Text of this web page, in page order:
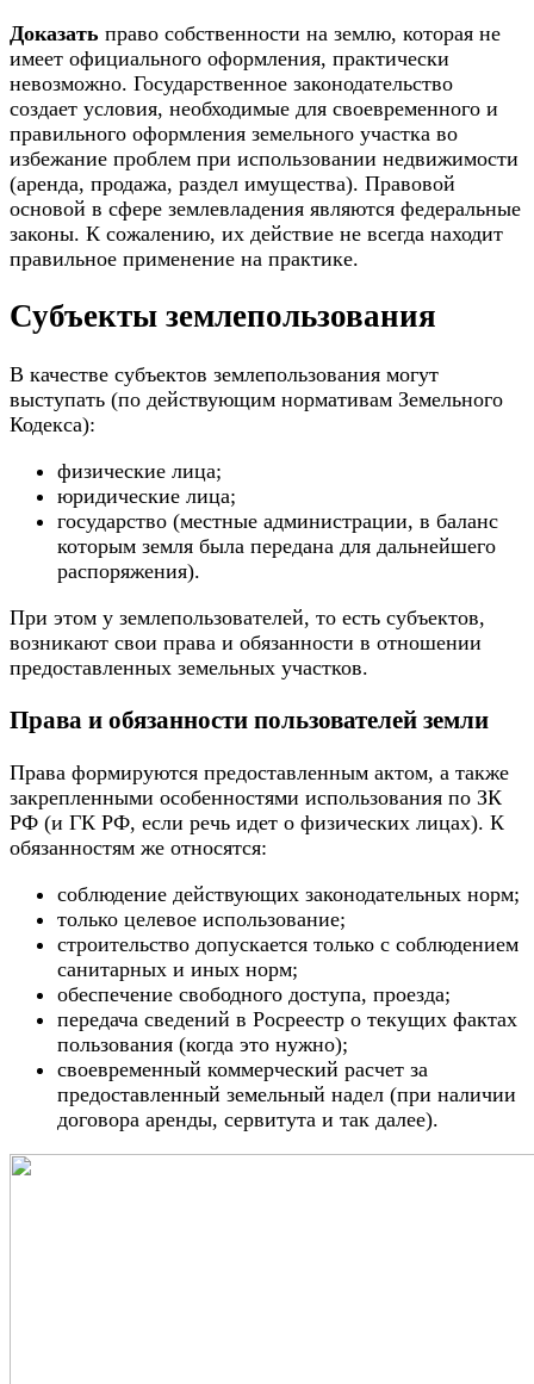
Доказать право собственности на землю, которая не
имеет официального оформления, практически
невозможно. Государственное законодательство
создает условия, необходимые для своевременного и
правильного оформления земельного участка во
избежание проблем при использовании недвижимости
(аренда, продажа, раздел имущества). Правовой
основой в сфере землевладения являются федеральные
законы. К сожалению, их действие не всегда находит
правильное применение на практике.
Субъекты землепользования
В качестве субъектов землепользования могут
выступать (по действующим нормативам Земельного
Кодекса):
физические лица;
юридические лица;
государство (местные администрации, в баланс
которым земля была передана для дальнейшего
распоряжения).
При этом у землепользователей, то есть субъектов,
возникают свои права и обязанности в отношении
предоставленных земельных участков.
Права и обязанности пользователей земли
Права формируются предоставленным актом, а также
закрепленными особенностями использования по ЗК
РФ (и ГК РФ, если речь идет о физических лицах). К
обязанностям же относятся:
соблюдение действующих законодательных норм;
только целевое использование;
строительство допускается только с соблюдением
санитарных и иных норм;
обеспечение свободного доступа, проезда;
передача сведений в Росреестр о текущих фактах
пользования (когда это нужно);
своевременный коммерческий расчет за
предоставленный земельный надел (при наличии
договора аренды, сервитута и так далее).